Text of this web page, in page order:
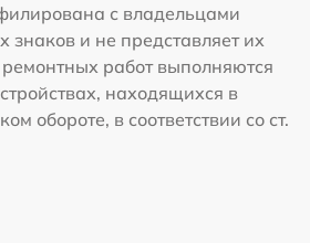
с владельцами
знаков и не представляет их
работ выполняются
находящихся в
обороте, в соответствии со ст.